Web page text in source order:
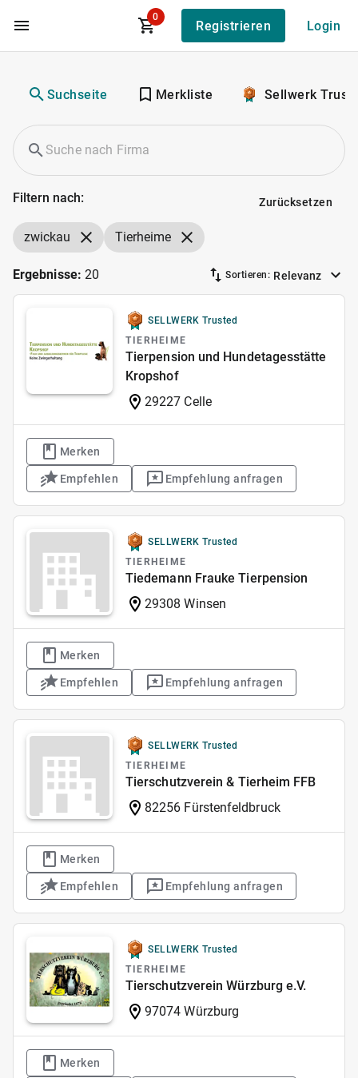
Zum Hauptinhalt
0
Registrieren Login
Suchseite Merkliste Sellwerk
Filtern nach: Zurücksetzen
zwickau Tierheime
Ergebnisse: 20 Sortieren: Relevanz
SELLWERK Trusted
TIERHEIME
Tierpension und Hundetagesstätte
Kropshof
29227 Celle
Merken
Empfehlen Empfehlung anfragen
SELLWERK Trusted
TIERHEIME
Tiedemann Frauke Tierpension
29308 Winsen
Merken
Empfehlen Empfehlung anfragen
SELLWERK Trusted
TIERHEIME
Tierschutzverein & Tierheim FFB
82256 Fürstenfeldbruck
Merken
Empfehlen Empfehlung anfragen
SELLWERK Trusted
TIERHEIME
Tierschutzverein Würzburg e.V.
97074 Würzburg
Merken